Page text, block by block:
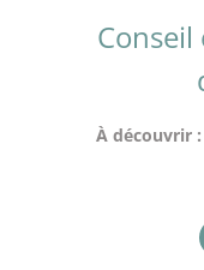
À découvrir